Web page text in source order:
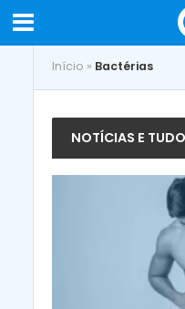
Início » Bactérias
NOTÍCIAS E